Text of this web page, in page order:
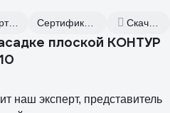
Сертификаты соответствия Сертификат соответствия от 2023.12.05
плоской КОНТУР
наш эксперт, представитель